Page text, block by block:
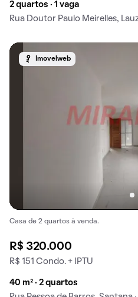
2 quartos · 1 vaga
Rua Doutor Paulo Meirelles,
Imovelweb
Casa de 2 quartos à venda.
R$ 320.000
R$ 151 Condo. + IPTU
40 m² · 2 quartos